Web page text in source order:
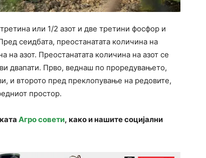
или 1/2 азот и две третини фосфор и
сеидбата, преостанатата количина на
азот. Преостанатата количина на азот се
двапати. Прво, веднаш по проредувањето,
и второто пред преклопување на редовите,
простор.
Агро совети, како и нашите социјални